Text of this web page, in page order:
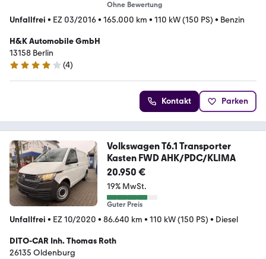
Ohne Bewertung
Unfallfrei • EZ 03/2016• 165.000 km • 110 kW (150 PS) • Benzin
H&K Automobile GmbH
13158 Berlin
3.9 Sterne
(4)
Kontakt Parken
Volkswagen T6.1 Transporter
Kasten FWD AHK/PDC/KLIMA
20.950 €
19% MwSt.
Guter Preis
Unfallfrei • EZ 10/2020 • 86.640 km • 110 kW (150 PS) • Diesel
DITO-CAR Inh. Thomas Roth
26135 Oldenburg